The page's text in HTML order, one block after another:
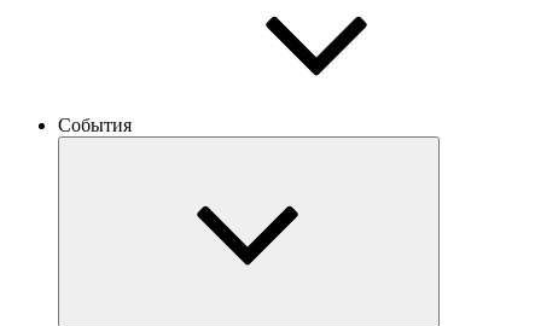
События